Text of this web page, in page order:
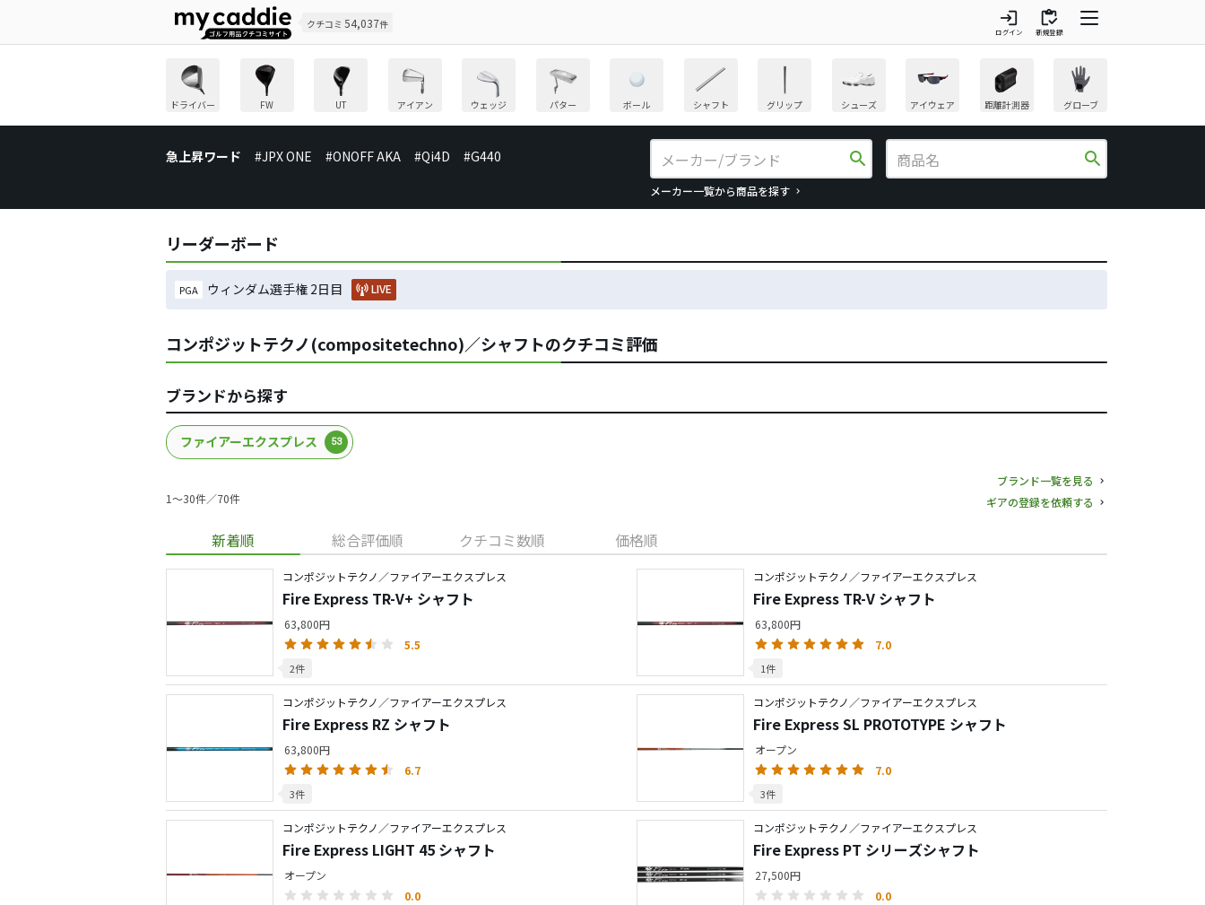
クチコミ 54,037件 login
ログイン
inventory
新規登録
ドライバー FW UT アイアン ウェッジ パター ボール シャフト グリップ シューズ アイウェア 距離計測器 グローブ
急上昇ワード #JPX ONE #ONOFF AKA #Qi4D #G440 search
メーカー一覧から商品を探す
search
リーダーボード
PGA ウィンダム選手権 2日目 LIVE
コンポジットテクノ(compositetechno)／シャフトのクチコミ評価
ブランドから探す
ファイアーエクスプレス 53
1〜30件／70件
ブランド一覧を見る
ギアの登録を依頼する
新着順 総合評価順 クチコミ数順 価格順
コンポジットテクノ／ファイアーエクスプレス
Fire Express TR-V+ シャフト
63,800円
5.5
2件
コンポジットテクノ／ファイアーエクスプレス
Fire Express TR-V シャフト
63,800円
7.0
1件
コンポジットテクノ／ファイアーエクスプレス
Fire Express RZ シャフト
63,800円
6.7
3件
コンポジットテクノ／ファイアーエクスプレス
Fire Express SL PROTOTYPE シャフト
オープン
7.0
3件
コンポジットテクノ／ファイアーエクスプレス
Fire Express LIGHT 45 シャフト
オープン
0.0
コンポジットテクノ／ファイアーエクスプレス
Fire Express PT シリーズシャフト
27,500円
0.0